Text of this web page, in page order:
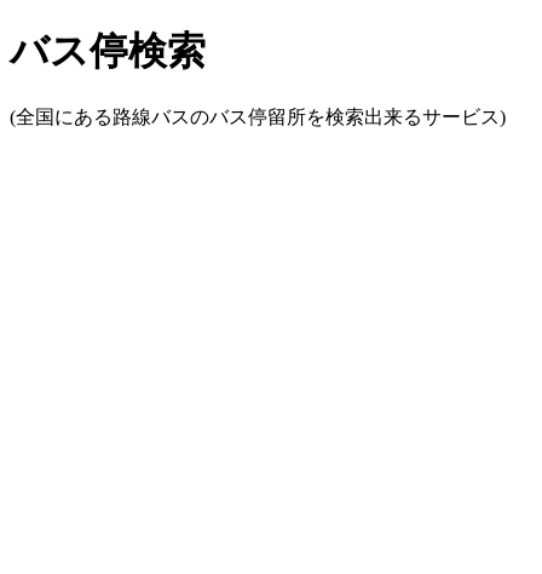
バス停検索
(全国にある路線バスのバス停留所を検索出来るサービス)